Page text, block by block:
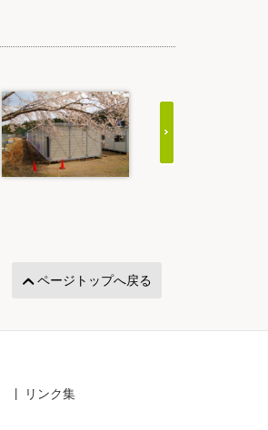
ページトップへ戻る
リンク集